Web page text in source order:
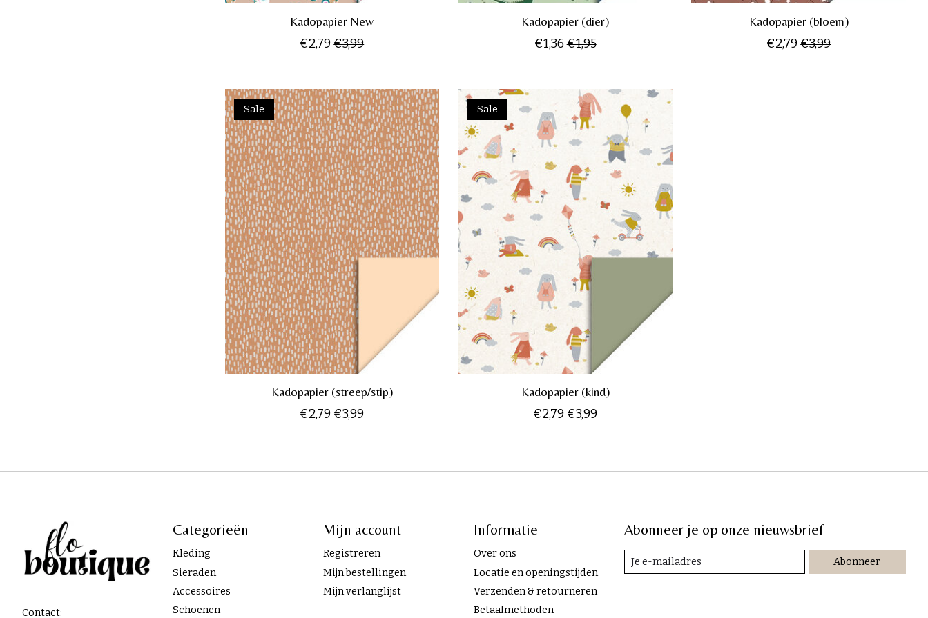
Kadopapier New
€2,79 €3,99
Kadopapier (dier)
€1,36€1,95
Kadopapier (bloem)
€2,79€3,99
Sale
Kadopapier (streep/stip)
€2,79 €3,99
Sale
Kadopapier (kind)
€2,79€3,99
Contact:
Categorieën
Kleding
Sieraden
Accessoires
Schoenen
Mijn account
Registreren
Mijn bestellingen
Mijn verlanglijst
Informatie
Over ons
Locatie en openingstijden
Verzenden & retourneren
Betaalmethoden
Abonneer je op onze nieuwsbrief
Abonneer